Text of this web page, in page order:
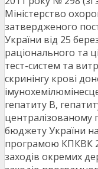
Міністерство
затвердженого
України від 25
раціонального та
тест-систем та
скринінгу крові
гепатиту В,
бюджету України
програмою КПКВК
заходів окремих